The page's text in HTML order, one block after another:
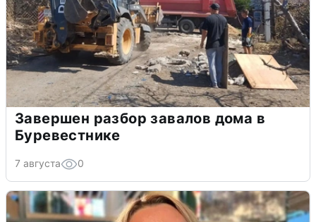
Завершен разбор завалов дома в
Буревестнике
7 августа 0